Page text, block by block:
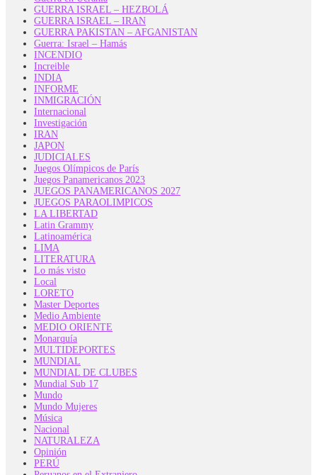
GUERRA ISRAEL – HEZBOLÁ
GUERRA ISRAEL – IRAN
GUERRA PAKISTAN – AFGANISTAN
Guerra: Israel – Hamás
INCENDIO
Increible
INDIA
INFORME
INMIGRACIÓN
Internacional
Investigación
IRAN
JAPON
JUDICIALES
Juegos Olímpicos de París
Juegos Panamericanos 2023
JUEGOS PANAMERICANOS 2027
JUEGOS PARAOLIMPICOS
LA LIBERTAD
Latin Grammy
Latinoamérica
LIMA
LITERATURA
Lo más visto
Local
LORETO
Master Deportes
Medio Ambiente
MEDIO ORIENTE
Monarquía
MULTIDEPORTES
MUNDIAL
MUNDIAL DE CLUBES
Mundial Sub 17
Mundo
Mundo Mujeres
Música
Nacional
NATURALEZA
Opinión
PERÚ